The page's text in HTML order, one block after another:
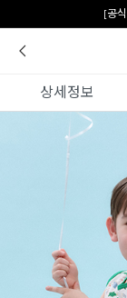
카
상세정보